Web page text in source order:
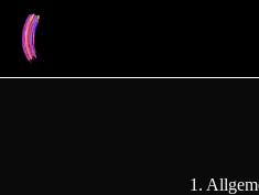
Inhalt
springen
1.